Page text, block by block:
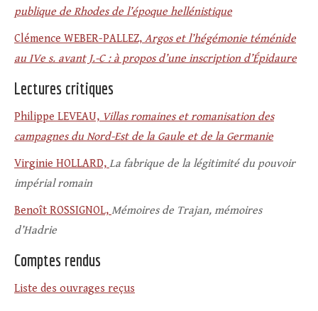
publique de Rhodes de l’époque hellénistique
Clémence WEBER-PALLEZ, Argos et l’hégémonie téménide
au IVe s. avant J.-C : à propos d’une inscription d’Épidaure
Lectures critiques
Philippe LEVEAU, Villas romaines et romanisation des
campagnes du Nord-Est de la Gaule et de la Germanie
Virginie HOLLARD, La fabrique de la légitimité du pouvoir
impérial romain
Benoît ROSSIGNOL, Mémoires de Trajan, mémoires
d’Hadrie
Comptes rendus
Liste des ouvrages reçus